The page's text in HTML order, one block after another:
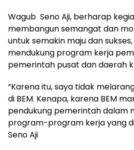
Wagub Seno Aji, berharap
membangun semangat dan
untuk semakin maju dan
mendukung program kerja
pemerintah pusat dan daerah
“Karena itu, saya tidak
di BEM. Kenapa, karena BEM
pendukung pemerintah dalam
program-program kerja yang
Seno Aji